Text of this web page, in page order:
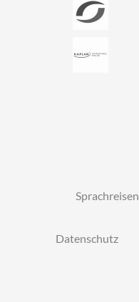
Sprachreisen
Datenschutz